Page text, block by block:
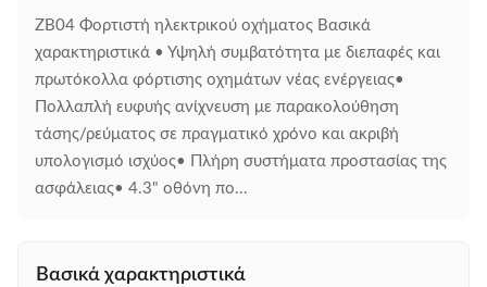
ZB04 Φορτιστή ηλεκτρικού οχήματος Βασικά
χαρακτηριστικά • Υψηλή συμβατότητα με διεπαφές και
πρωτόκολλα φόρτισης οχημάτων νέας ενέργειας•
Πολλαπλή ευφυής ανίχνευση με παρακολούθηση
τάσης/ρεύματος σε πραγματικό χρόνο και ακριβή
υπολογισμό ισχύος• Πλήρη συστήματα προστασίας της
ασφάλειας• 4.3" οθόνη πο...
Βασικά χαρακτηριστικά